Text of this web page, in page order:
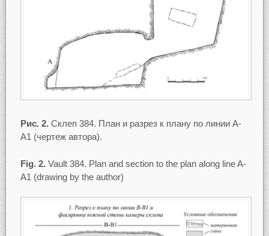
Рис. 2.Склеп 384. План и разрез к плану по линии А-
А1 (чертеж автора).
Fig. 2.Vault 384. Plan and section to the plan along line A-
A1 (drawing by the author)